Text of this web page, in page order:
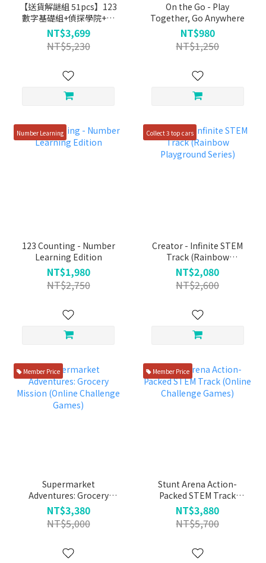
【送貨解謎組 51pcs】123
數字基礎組+偵探學院+迴
力巴士
NT$3,699
NT$5,230
On the Go - Play
Together, Go Anywhere
NT$980
NT$1,250
Number Learning
123 Counting - Number
Learning Edition
NT$1,980
NT$2,750
Collect 3 top cars
Creator - Infinite STEM
Track (Rainbow
Playground Series)
NT$2,080
NT$2,600
Member Price
Supermarket
Adventures: Grocery
Mission (Online
Challenge Games)
NT$3,380
NT$5,000
Member Price
Stunt Arena Action-
Packed STEM Track
(Online Challenge
Games)
NT$3,880
NT$5,700